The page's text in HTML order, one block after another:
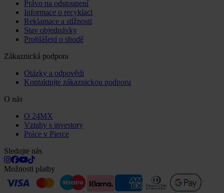
Právo na odstoupení
Informace o recyklaci
Reklamace a stížnosti
Stav objednávky
Prohlášení o shodě
Zákaznická podpora
Otázky a odpovědi
Kontaktujte zákaznickou podporu
O nás
O 24MX
Vztahy s investory
Práce v Pierce
Sledujte nás
Možnosti platby